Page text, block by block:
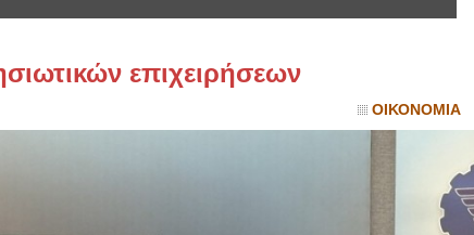
επιχειρήσεων
ΟΙΚΟΝΟΜΙΑ